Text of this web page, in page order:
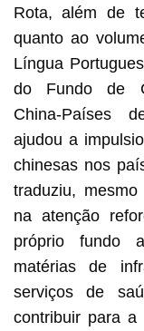
Rota, além de
quanto ao
Língua
do Fundo de
China-Países
ajudou a
chinesas nos
traduziu,
na atenção
próprio fundo
matérias de
serviços de
contribuir para a